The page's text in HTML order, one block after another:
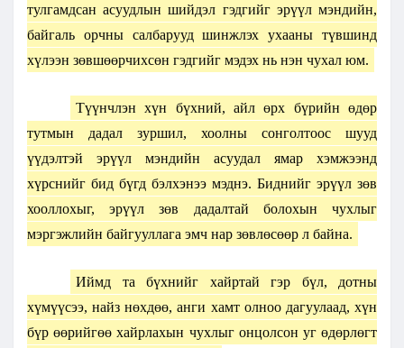
тулгамдсан асуудлын шийдэл гэдгийг эрүүл мэндийн,
байгаль орчны салбарууд шинжлэх ухааны түвшинд
хүлээн зөвшөөрчихсөн гэдгийг мэдэх нь нэн чухал юм.
Түүнчлэн хүн бүхний, айл өрх бүрийн өдөр
тутмын дадал зуршил, хоолны сонголтоос шууд
үүдэлтэй эрүүл мэндийн асуудал ямар хэмжээнд
хүрснийг бид бүгд бэлхэнээ мэднэ. Биднийг эрүүл зөв
хооллохыг, эрүүл зөв дадалтай болохын чухлыг
мэргэжлийн байгууллага эмч нар зөвлөсөөр л байна.
Иймд та бүхнийг хайртай гэр бүл, дотны
хүмүүсээ, найз нөхдөө, анги хамт олноо дагуулаад, хүн
бүр өөрийгөө хайрлахын чухлыг онцолсон уг өдөрлөгт